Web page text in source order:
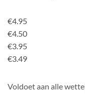
€4.95
€4.50
€3.95
€3.49
Voldoet aan alle